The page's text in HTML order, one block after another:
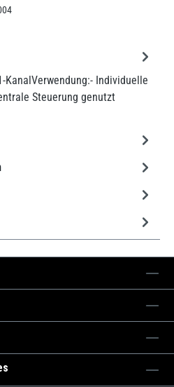
KanalVerwendung:- Individuelle
Steuerung genutzt